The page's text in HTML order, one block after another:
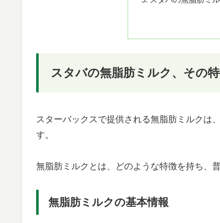
スタバの無脂肪ミルク、その
スターバックスで提供される無脂肪ミルクは
す。
無脂肪ミルクとは、どのような特徴を持ち、
無脂肪ミルクの基本情報